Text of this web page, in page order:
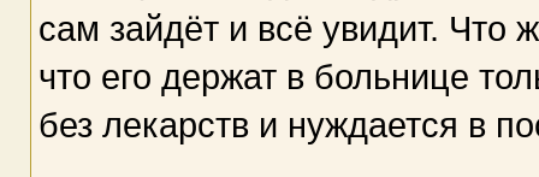
сам зайдёт и всё увидит. Что
что его держат в больнице
без лекарств и нуждается в